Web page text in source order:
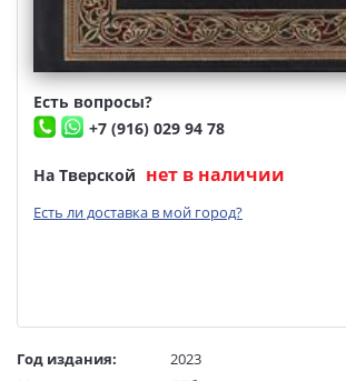
Есть вопросы?
+7 (916) 029 94 78
На Тверской нет в наличии
Есть ли доставка в мой город?
Год издания:
2023